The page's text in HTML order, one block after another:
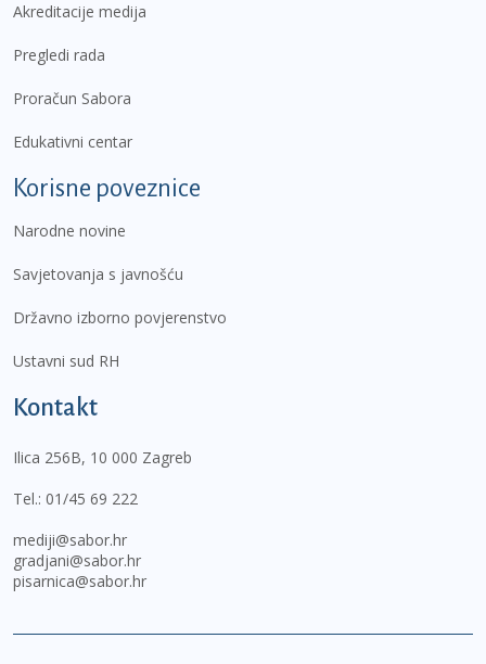
Akreditacije medija
Pregledi rada
Proračun Sabora
Edukativni centar
Korisne poveznice
Narodne novine
Savjetovanja s javnošću
Državno izborno povjerenstvo
Ustavni sud RH
Kontakt
Ilica 256B, 10 000 Zagreb
Tel.: 01/45 69 222
mediji@sabor.hr
gradjani@sabor.hr
pisarnica@sabor.hr